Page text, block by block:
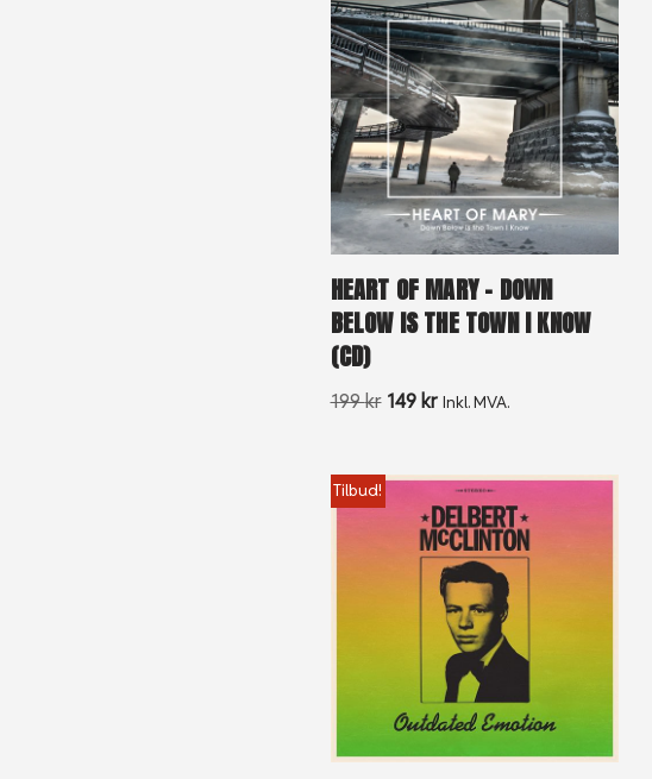
HEART OF MARY – DOWN
BELOW IS THE TOWN I KNOW
(CD)
199kr 149 kr Inkl. MVA.
Tilbud!